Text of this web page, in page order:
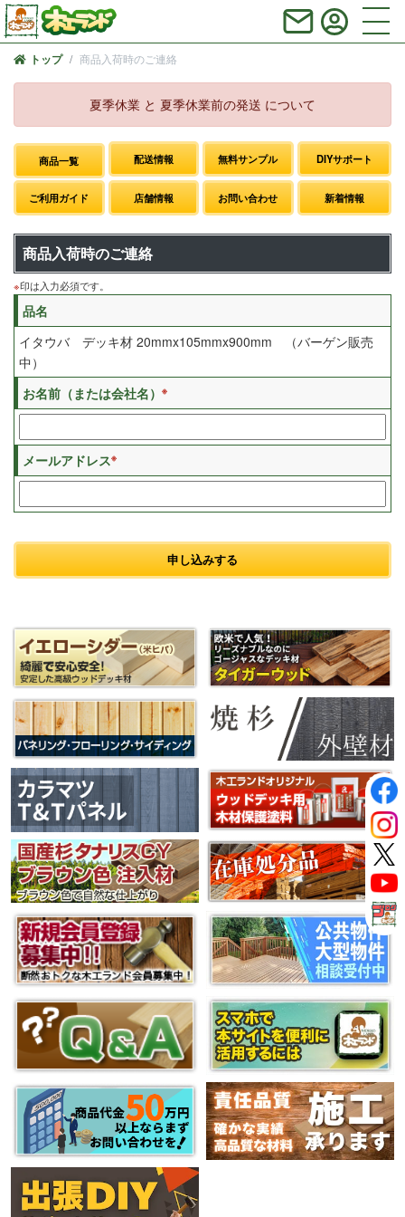
トップ 商品入荷時のご連絡
夏季休業 と 夏季休業前の発送 について
商品一覧 配送情報 無料サンプル DIYサポート
ご利用ガイド 店舗情報 お問い合わせ 新着情報
商品入荷時のご連絡
※印は入力必須です。
品名
イタウバ デッキ材 20mmx105mmx900mm （バーゲン販売
中）
お名前（または会社名） ※
メールアドレス※